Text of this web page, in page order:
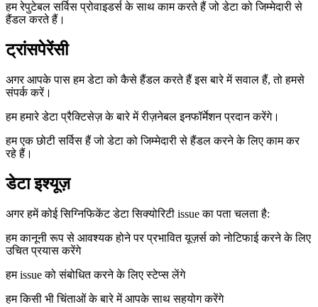
हम रेपुटेबल सर्विस प्रोवाइडर्स के साथ काम करते हैं जो डेटा को जिम्मेदारी से
हैंडल करते हैं।
ट्रांसपेरेंसी
अगर आपके पास हम डेटा को कैसे हैंडल करते हैं इस बारे में सवाल हैं, तो हमसे
संपर्क करें।
हम हमारे डेटा प्रैक्टिसेज़ के बारे में रीज़नेबल इनफॉर्मेशन प्रदान करेंगे।
हम एक छोटी सर्विस हैं जो डेटा को जिम्मेदारी से हैंडल करने के लिए काम कर
रहे हैं।
डेटा इश्यूज़
अगर हमें कोई सिग्निफिकेंट डेटा सिक्योरिटी issue का पता चलता है:
हम कानूनी रूप से आवश्यक होने पर प्रभावित यूज़र्स को नोटिफाई करने के लिए
उचित प्रयास करेंगे
हम issue को संबोधित करने के लिए स्टेप्स लेंगे
हम किसी भी चिंताओं के बारे में आपके साथ सहयोग करेंगे